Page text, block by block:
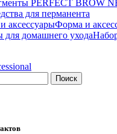
PERFECT BROW
для перманента
Форма и
Поиск